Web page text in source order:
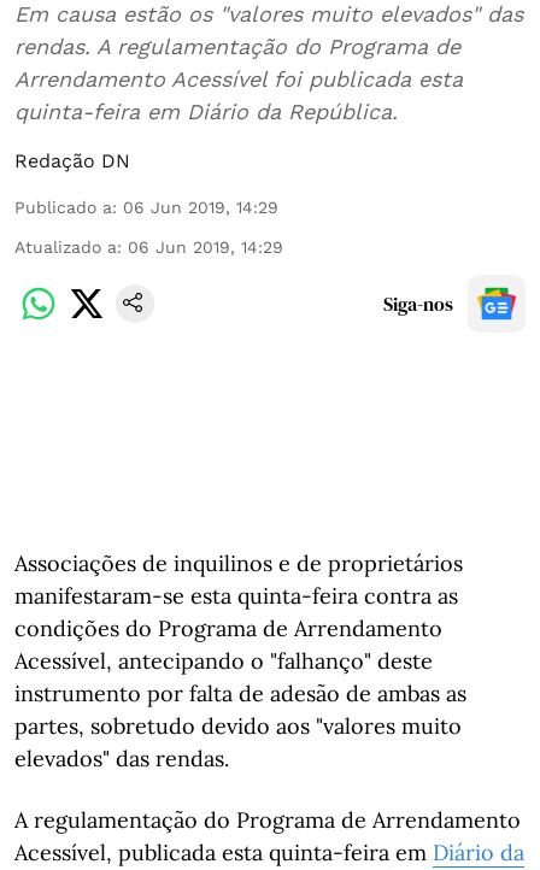
Em causa estão os "valores muito elevados" das
rendas. A regulamentação do Programa de
Arrendamento Acessível foi publicada esta
quinta-feira em Diário da República.
Redação DN
Publicado a: 06 Jun 2019, 14:29
Atualizado a: 06 Jun 2019, 14:29
Siga-nos
Associações de inquilinos e de proprietários
manifestaram-se esta quinta-feira contra as
condições do Programa de Arrendamento
Acessível, antecipando o "falhanço" deste
instrumento por falta de adesão de ambas as
partes, sobretudo devido aos "valores muito
elevados" das rendas.
A regulamentação do Programa de Arrendamento
Acessível, publicada esta quinta-feira em Diário da